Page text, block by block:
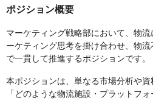
ポジション概要
マーケティング戦略部において、物
ーケティング思考を掛け合わせ、物
で一貫して推進するポジションです。
本ポジションは、単なる市場分析や資
「どのような物流施設・プラットフォ